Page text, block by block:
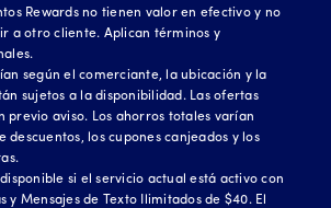
Rewards no tienen valor en efectivo y no
a otro cliente. Aplican términos y
según el comerciante, la ubicación y la
sujetos a la disponibilidad. Las ofertas
previo aviso. Los ahorros totales varían
descuentos, los cupones canjeados y los
si el servicio actual está activo con
y Mensajes de Texto Ilimitados de $40. El